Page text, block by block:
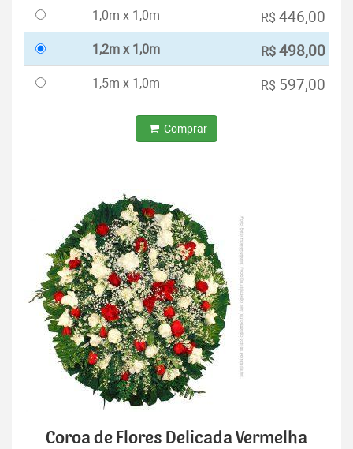
1,0m x 1,0m R$ 446,00
1,2m x 1,0m R$498,00
1,5m x 1,0m R$ 597,00
Comprar
Coroa de Flores Delicada Vermelha